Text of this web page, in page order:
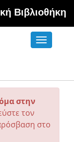
Βιβλιοθήκη
Toggle
στην
τον
στο